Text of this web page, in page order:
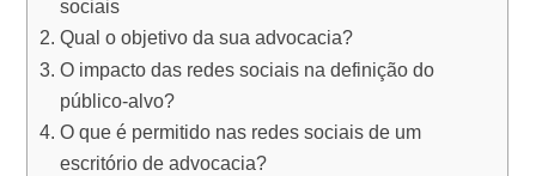
sociais
Qual o objetivo da sua advocacia?
O impacto das redes sociais na definição do
público-alvo?
O que é permitido nas redes sociais de um
escritório de advocacia?